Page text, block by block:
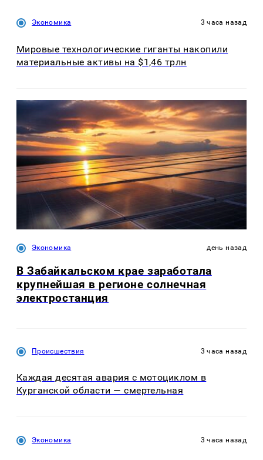
Экономика 3 часа назад
Мировые технологические гиганты накопили
материальные активы на $1,46 трлн
Экономика день назад
В Забайкальском крае заработала
крупнейшая в регионе солнечная
электростанция
Происшествия 3 часа назад
Каждая десятая авария с мотоциклом в
Курганской области — смертельная
Экономика 3 часа назад